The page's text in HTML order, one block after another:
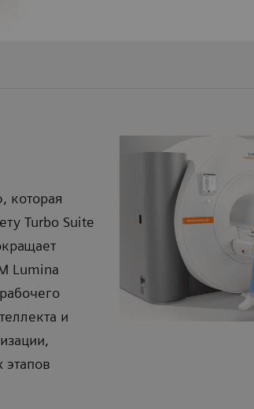
которая
Turbo Suite
Lumina
и